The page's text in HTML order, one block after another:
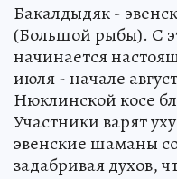
Бакалдыдяк -
(Большой рыбы). С
начинается
июля - начале
Нюклинской косе
Участники варят
эвенские шаманы
задабривая духов,